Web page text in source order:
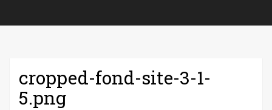
cropped-fond-site-3-1-
5.png